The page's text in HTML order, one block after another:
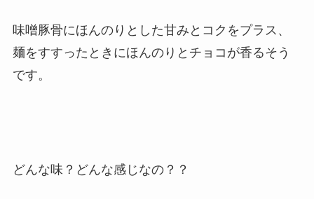
味噌豚骨にほんのりとした甘みとコクをプラス、
麺をすすったときにほんのりとチョコが香るそう
です。
どんな味？どんな感じなの？？